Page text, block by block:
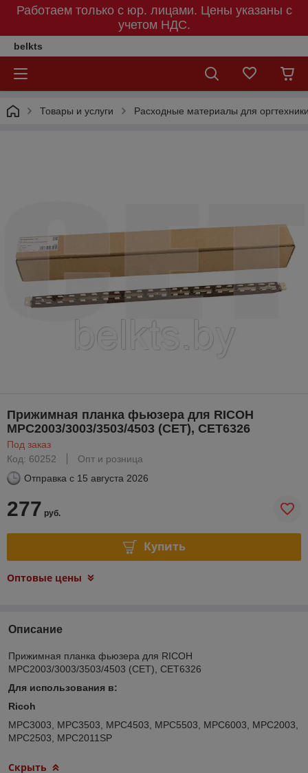
Работаем только с юр. лицами. Цены указаны c
учетом НДС.
belkts
Товары и услуги Расходные материалы для
Прижимная планка фьюзера для RICOH
MPC2003/3003/3503/4503 (CET), CET6326
Под заказ
Код: 60252
Опт и розница
Отправка с 15 августа 2026
277 руб.
Купить
Оптовые цены
Описание
Прижимная планка фьюзера для RICOH
MPC2003/3003/3503/4503 (CET), CET6326
Для использования в:
Ricoh
MPC3003, MPC3503, MPC4503, MPC5503, MPC6003, MPC2003,
MPC2503, MPC2011SP
Скрыть